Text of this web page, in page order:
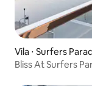
Vila ⋅ Surfers
Bliss At Surfers